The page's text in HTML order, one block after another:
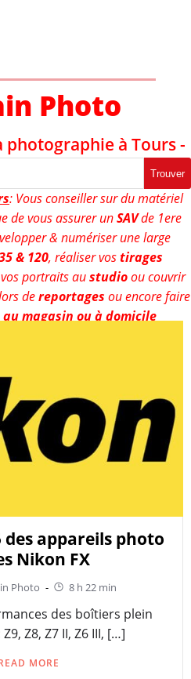
Photo
photographie à Tours -
Trouver
: Vous conseiller sur du matériel
de vous assurer unSAVde 1ere
& numériser une large
& 120, réaliser vostirages
portraits austudioou couvrir
dereportages ou encore faire
magasin ou à domicile
appareils photo
Nikon FX
Photo - 8 h 22 min
des boîtiers plein
Z8, Z7 II, Z6 III, […]
MORE